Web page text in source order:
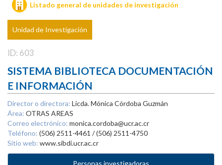
Listado general de unidades de investigación
Unidad de Investigación
ID: 603
SISTEMA BIBLIOTECA DOCUMENTACIÓN
E INFORMACIÓN
Director o directora: Licda. Mónica Córdoba Guzmán
Área: OTRAS AREAS
Correo electrónico: monica.cordoba@ucr.ac.cr
Teléfono: (506) 2511-4461 / (506) 2511-4750
Sitio web: www.sibdi.ucr.ac.cr
Personas investigadoras